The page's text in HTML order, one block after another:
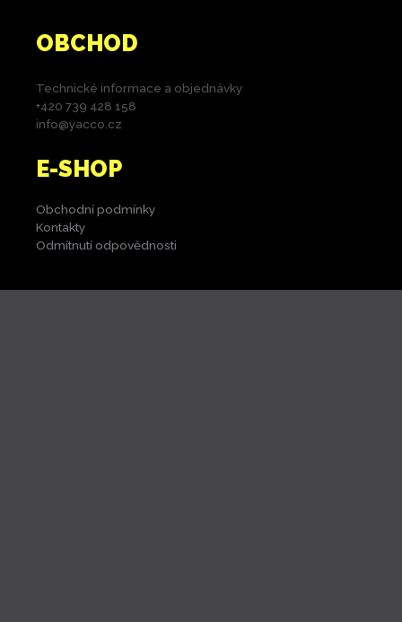
OBCHOD
Technické informace a objednávky
+420 739 428 158
info@yacco.cz
E-SHOP
Obchodní podmínky
Kontakty
Odmítnutí odpovědnosti